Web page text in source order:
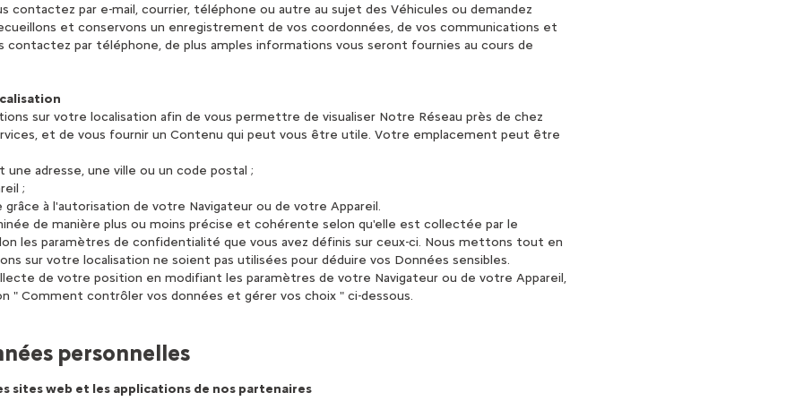
contactez par e-mail, courrier, téléphone ou autre au sujet des Véhicules ou demandez
et conservons un enregistrement de vos coordonnées, de vos communications et
contactez par téléphone, de plus amples informations vous seront fournies au cours de
sur votre localisation afin de vous permettre de visualiser Notre Réseau près de chez
et de vous fournir un Contenu qui peut vous être utile. Votre emplacement peut être
une adresse, une ville ou un code postal ;
;
à l'autorisation de votre Navigateur ou de votre Appareil.
de manière plus ou moins précise et cohérente selon qu'elle est collectée par le
les paramètres de confidentialité que vous avez définis sur ceux-ci. Nous mettons tout en
sur votre localisation ne soient pas utilisées pour déduire vos Données sensibles.
de votre position en modifiant les paramètres de votre Navigateur ou de votre Appareil,
" Comment contrôler vos données et gérer vos choix " ci-dessous.
personnelles
sites web et les applications de nos partenaires